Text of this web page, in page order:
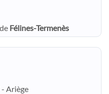
de Félines-Termenès
- Ariège